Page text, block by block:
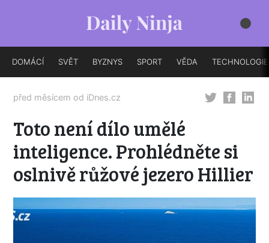
DOMÁCÍ SVĚT BYZNYS SPORT VĚDA TECHNOLOGIE
před měsícem od iDnes.cz
Toto není dílo umělé
inteligence. Prohlédněte si
oslnivě růžové jezero Hillier